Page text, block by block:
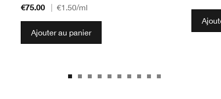
€75.00 €1.50/ml
Ajouter au panier